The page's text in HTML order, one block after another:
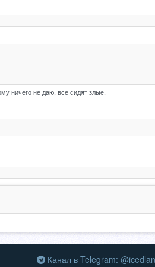
ничего не даю, все сидят злые.
Канал в Telegram: